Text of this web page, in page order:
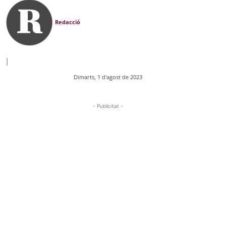
Redacció
|
Dimarts, 1 d'agost de 2023
- Publicitat -